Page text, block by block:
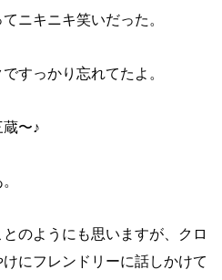
ニキニキ笑いだった。
すっかり忘れてたよ。
〜♪
のようにも思いますが、クロ
にフレンドリーに話しかけて